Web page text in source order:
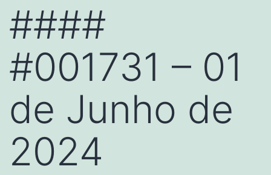
####
#001731 – 01
de Junho de
2024